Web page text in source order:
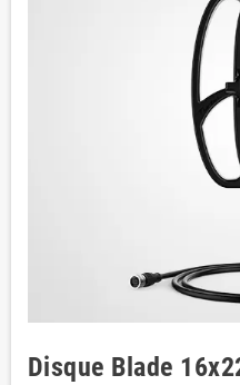
Disque Blade